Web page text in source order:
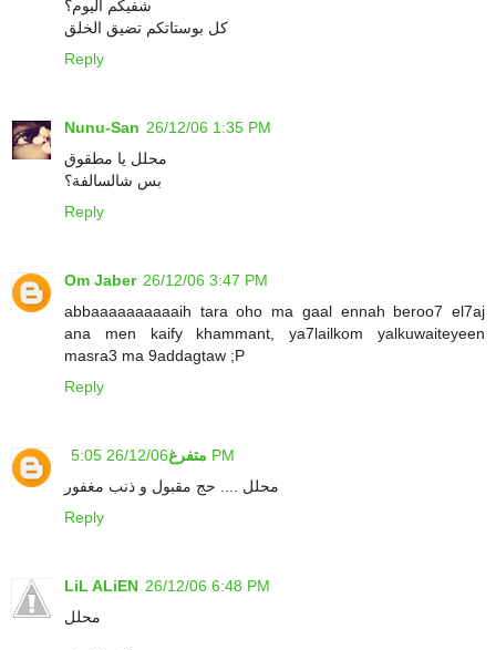
شفيكم اليوم؟
كل بوستاتكم تضيق الخلق
Reply
Nunu-San 26/12/06 1:35 PM
محلل يا مطقوق
بس شالسالفة؟
Reply
Om Jaber 26/12/06 3:47 PM
abbaaaaaaaaaaih tara oho ma gaal ennah beroo7 el7aj
ana men kaify khammant, ya7lailkom yalkuwaiteyeen
masra3 ma 9addagtaw ;P
Reply
متفرغ 26/12/06 5:05 PM
محلل .... حج مقبول و ذنب مغفور
Reply
LiL ALiEN 26/12/06 6:48 PM
محلل